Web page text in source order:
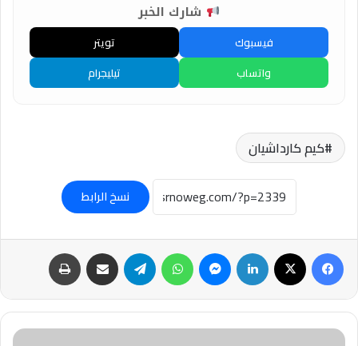
شارك الخبر
فيسبوك
تويتر
واتساب
تيليجرام
كيم كارداشيان
نسخ الرابط
فيسبوك لينكدإن ماسنجر واتساب تيلقرام مشاركة عبر البريد
لبنان